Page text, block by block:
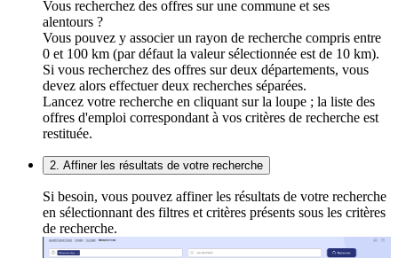
Vous recherchez des offres sur une commune et ses
alentours ?
Vous pouvez y associer un rayon de recherche compris entre
0 et 100 km (par défaut la valeur sélectionnée est de 10 km).
Si vous recherchez des offres sur deux départements, vous
devez alors effectuer deux recherches séparées.
Lancez votre recherche en cliquant sur la loupe ; la liste des
offres d'emploi correspondant à vos critères de recherche est
restituée.
2. Affiner les résultats de votre recherche
Si besoin, vous pouvez affiner les résultats de votre recherche
en sélectionnant des filtres et critères présents sous les critères
de recherche.